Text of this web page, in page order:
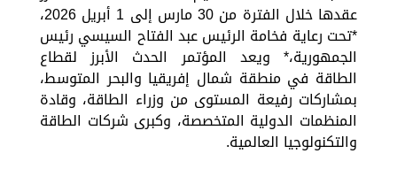
عقدها خلال الفترة من 30 مارس إلى 1 أبريل 2026،
*تحت رعاية فخامة الرئيس عبد الفتاح السيسي رئيس
الجمهورية،* ويعد المؤتمر الحدث الأبرز لقطاع
الطاقة في منطقة شمال إفريقيا والبحر المتوسط،
بمشاركات رفيعة المستوى من وزراء الطاقة، وقادة
المنظمات الدولية المتخصصة، وكبرى شركات الطاقة
والتكنولوجيا العالمية.